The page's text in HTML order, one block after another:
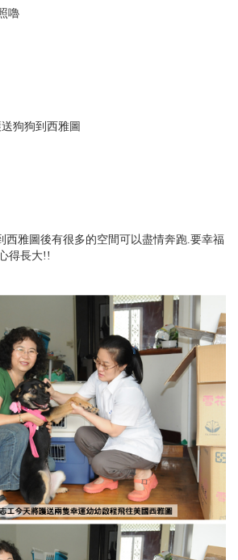
嚕
狗狗到西雅圖
西雅圖後有很多的空間可以盡情奔跑.要幸福
得長大!!